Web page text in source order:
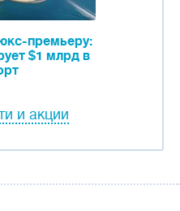
премьеру:
$1 млрд в
и акции